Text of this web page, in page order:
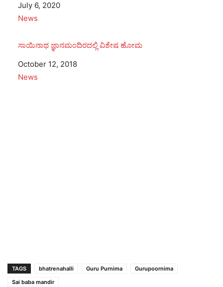
Date
July 6, 2020
In relation to
News
ಸಾಯಿನಾಥ ಜ್ಞಾನಮಂದಿರದಲ್ಲಿ ವಿಶೇಷ ಹೋಮ
Date
October 12, 2018
In relation to
News
TAGS bhatrenahalli Guru Purnima
Gurupoornima
Sai baba mandir